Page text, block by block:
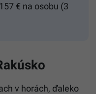
€ na osobu (3
v horách, ďaleko